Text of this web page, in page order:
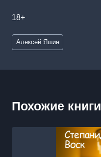
18+
Метки
записи:
Алексей Яшин
Похожие книги